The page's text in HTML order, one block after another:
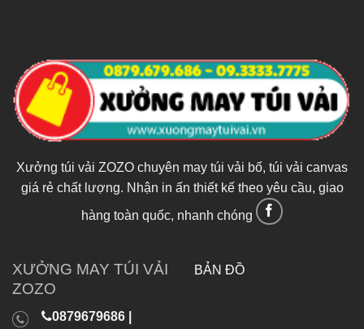
Xưởng túi vải ZOZO chuyên may túi vải bố, túi vải canvas
giá rẻ chất lượng. Nhận in ấn thiết kế theo yêu cầu, giao
hàng toàn quốc, nhanh chóng
XƯỞNG MAY TÚI VẢI
ZOZO
0879679686 |
BẢN ĐỒ